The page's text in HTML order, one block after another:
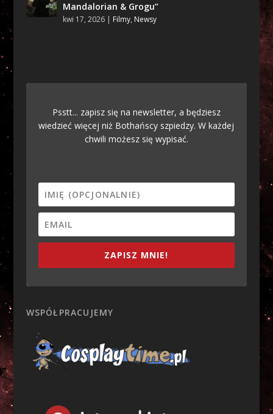
Mandalorian & Grogu”
kwi 17, 2026| Filmy, Newsy
Psstt... zapisz się na newsletter, a będziesz
wiedzieć więcej niż Bothańscy szpiedzy. W każdej
chwili możesz się wypisać.
ZAPISZ MNIE!
WSPÓŁPRACUJEMY